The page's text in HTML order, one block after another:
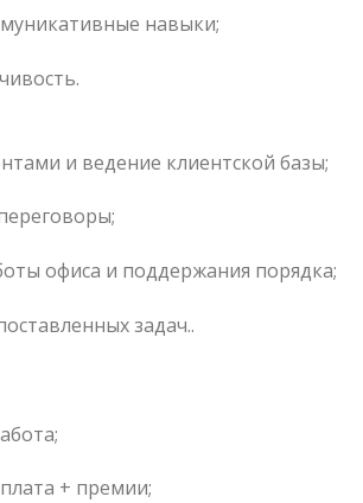
навыки;
и ведение клиентской базы;
офиса и поддержания порядка;
задач..
+ премии;